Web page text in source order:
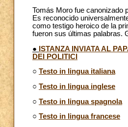
Tomás Moro fue canonizado
Es reconocido
como testigo heroico de la
fueron sus últimas palabras.
● ISTANZA INVIATA AL
DEI POLITICI
○ Testo in lingua italiana
○ Testo in lingua inglese
○ Testo in lingua spagnola
○ Testo in lingua francese